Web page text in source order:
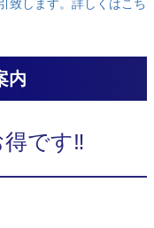
致します。詳しくはこち
内
です‼